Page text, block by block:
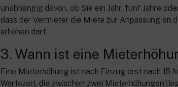
unabhängig davon, ob Sie ein Jahr, fünf Jahre
dass der Vermieter die Miete zur Anpassung an
erhöhen darf.
3. Wann ist eine
Eine Mieterhöhung ist nach Einzug erst nach 15
Wartezeit, die zwischen zwei Mieterhöhungen